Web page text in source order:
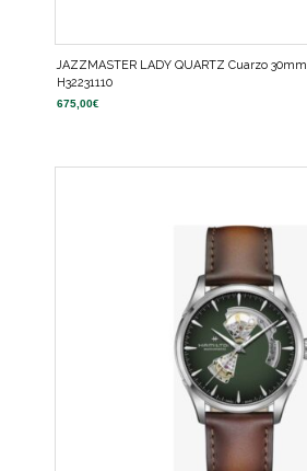
JAZZMASTER LADY QUARTZ Cuarzo 30mm
H32231110
675,00€